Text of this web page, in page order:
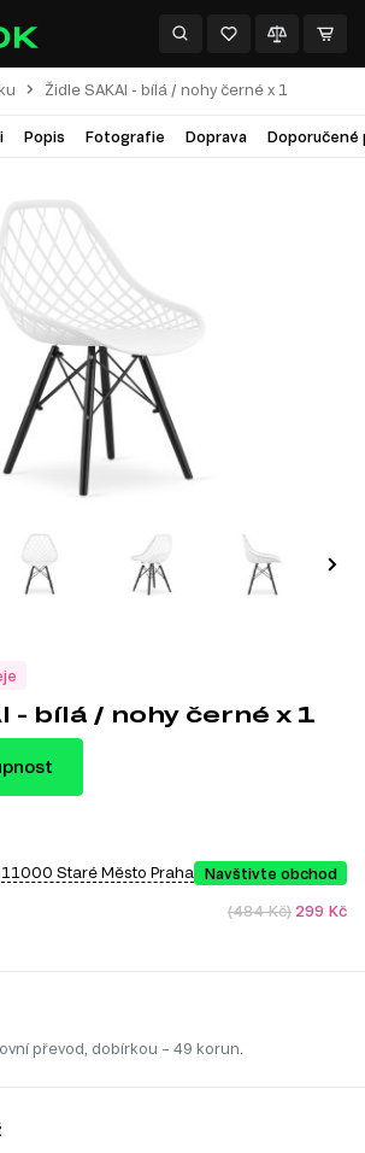
Židle SAKAI - bílá / nohy černé x 1
Popis Fotografie Doprava Doporučené
- bílá / nohy černé x 1
11000 Staré Město Praha Navštivte obchod
(484 Kč) 299 Kč
převod, dobírkou – 49 korun.